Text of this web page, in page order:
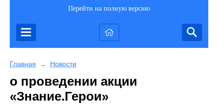
Перейти на полную версию
Главная → Новости
о проведении акции
«Знание.Герои»